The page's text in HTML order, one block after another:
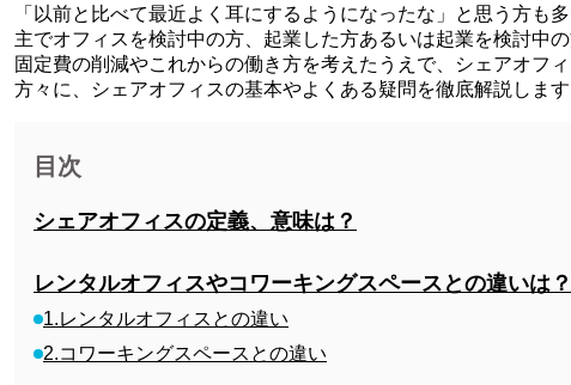
「以前と比べて最近よく耳にするようになったな」と思う方も
主でオフィスを検討中の方、起業した方あるいは起業を検討中
固定費の削減やこれからの働き方を考えたうえで、シェアオフ
方々に、シェアオフィスの基本やよくある疑問を徹底解説します
目次
シェアオフィスの定義、意味は？
レンタルオフィスやコワーキングスペースとの違いは
1.レンタルオフィスとの違い
2.コワーキングスペースとの違い